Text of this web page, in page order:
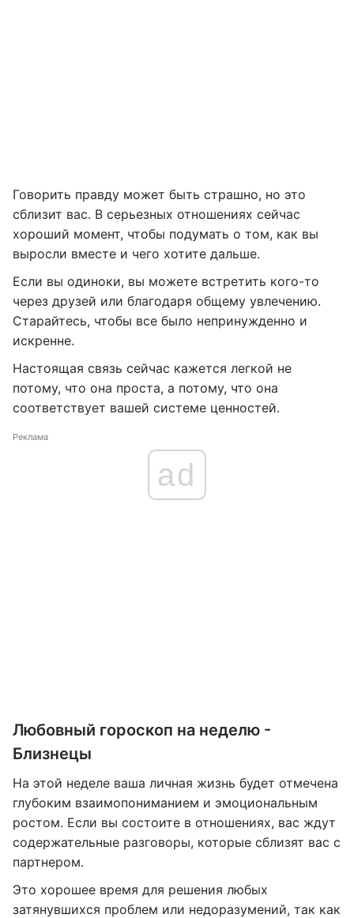
Говорить правду может быть страшно, но это
сблизит вас. В серьезных отношениях сейчас
хороший момент, чтобы подумать о том, как вы
выросли вместе и чего хотите дальше.
Если вы одиноки, вы можете встретить кого-то
через друзей или благодаря общему увлечению.
Старайтесь, чтобы все было непринужденно и
искренне.
Настоящая связь сейчас кажется легкой не
потому, что она проста, а потому, что она
соответствует вашей системе ценностей.
Реклама
ad
Любовный гороскоп на неделю -
Близнецы
На этой неделе ваша личная жизнь будет отмечена
глубоким взаимопониманием и эмоциональным
ростом. Если вы состоите в отношениях, вас ждут
содержательные разговоры, которые сблизят вас с
партнером.
Это хорошее время для решения любых
затянувшихся проблем или недоразумений, так как